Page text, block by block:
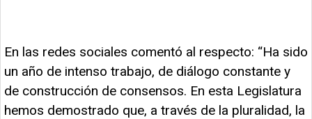
En las redes sociales comentó al respecto: “Ha sido
un año de intenso trabajo, de diálogo constante y
de construcción de consensos. En esta Legislatura
hemos demostrado que, a través de la pluralidad, la